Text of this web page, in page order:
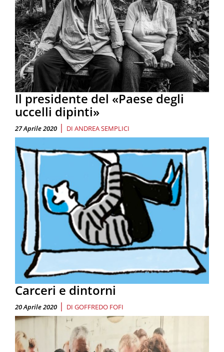
Il presidente del «Paese degli
uccelli dipinti»
27 Aprile 2020 | DI ANDREA SEMPLICI
Carceri e dintorni
20 Aprile 2020 | DI GOFFREDO FOFI